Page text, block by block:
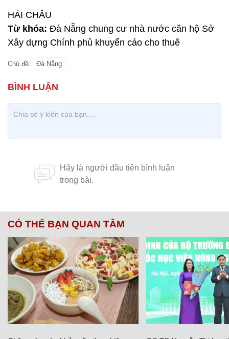
HẢI CHÂU
Từ khóa: Đà Nẵng chung cư nhà nước căn hộ Sở
Xây dựng Chính phủ khuyến cáo cho thuê
Chủ đề: Đà Nẵng
CÓ THỂ BẠN QUAN TÂM